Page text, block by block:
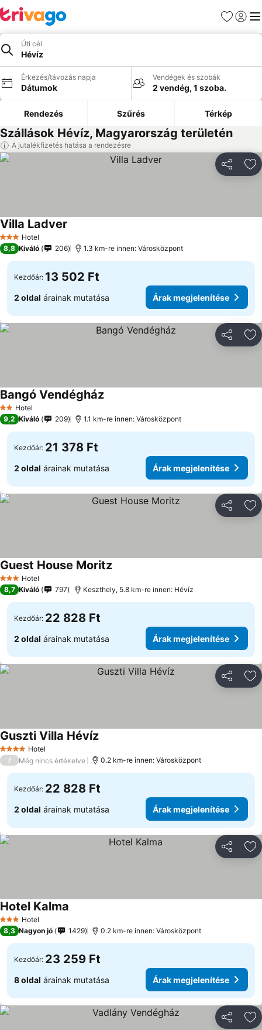
Kedvencek
Úti cél
Hévíz
Érkezés/távozás napja
Dátumok
Vendégek és szobák
2 vendég, 1 szoba.
Rendezés Szűrés Térkép
Szállások Hévíz, Magyarország területén
A jutalékfizetés hatása a rendezésre
3 Kategória
Hotel
Villa Ladver
8,8 Kiváló 206 1.3 km-re innen: Városközpont
Kezdőár: 13 502 Ft
2 oldal árainak mutatása Árak megjelenítése
2 Kategória
Hotel
Bangó VendégházÁrak megjelenítése
9,2 Kiváló 209 1.1 km-re innen: Városközpont
Kezdőár: 21 378 Ft
2 oldal árainak mutatása Árak megjelenítése
3 Kategória
Hotel
Guest House MoritzÁrak megjelenítése
8,7 Kiváló 797 Keszthely, 5.8 km-re innen: Hévíz
Kezdőár: 22 828 Ft
2 oldal árainak mutatása Árak megjelenítése
4 KategóriaHotel
Guszti Villa HévízÁrak megjelenítése
/ Még nincs értékelve 0.2 km-re innen: Városközpont
Kezdőár: 22 828 Ft
2 oldal árainak mutatása Árak megjelenítése
3 Kategória
Hotel
Hotel Kalma
8,3 Nagyon jó 1429 0.2 km-re innen: Városközpont
Kezdőár: 23 259 Ft
8 oldal árainak mutatása Árak megjelenítése